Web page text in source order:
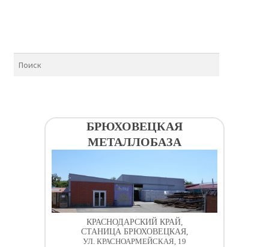
БРЮХОВЕЦКАЯ
МЕТАЛЛОБАЗА
КРАСНОДАРСКИЙ КРАЙ,
СТАНИЦА БРЮХОВЕЦКАЯ,
УЛ. КРАСНОАРМЕЙСКАЯ, 19